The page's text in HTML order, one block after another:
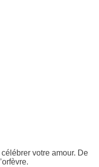
votre amour. De